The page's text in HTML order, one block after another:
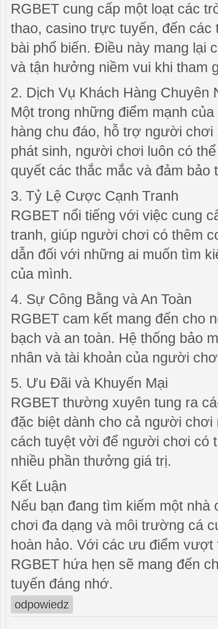
RGBET cung cấp một loạt các
thao, casino trực tuyến, đến
bài phổ biến. Điều này mang lại
và tận hưởng niềm vui khi tham
2. Dịch Vụ Khách Hàng Chuyên
Một trong những điểm mạnh
hàng chu đáo, hỗ trợ người
phát sinh, người chơi luôn có
quyết các thắc mắc và đảm
3. Tỷ Lệ Cược Cạnh Tranh
RGBET nổi tiếng với việc cung
tranh, giúp người chơi có thêm
dẫn đối với những ai muốn tìm
của mình.
4. Sự Công Bằng và An Toàn
RGBET cam kết mang đến
bạch và an toàn. Hệ thống bảo
nhân và tài khoản của người
5. Ưu Đãi và Khuyến Mại
RGBET thường xuyên tung ra
đặc biệt dành cho cả người
cách tuyệt vời để người chơi có
nhiều phần thưởng giá trị.
Kết Luận
Nếu bạn đang tìm kiếm một
chơi đa dạng và môi trường cá
hoàn hảo. Với các ưu điểm
RGBET hứa hẹn sẽ mang đến
tuyến đáng nhớ.
odpowiedz